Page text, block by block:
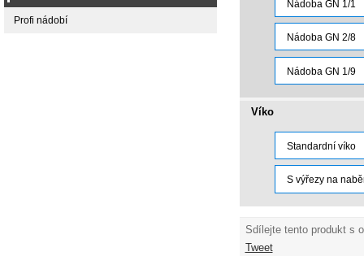
Nádoba GN 1/1
Nádoba GN 2/8
Nádoba GN 1/9
Víko
Standardní víko
S výřezy na
Sdílejte tento produkt s
Tweet
Profi nádobí